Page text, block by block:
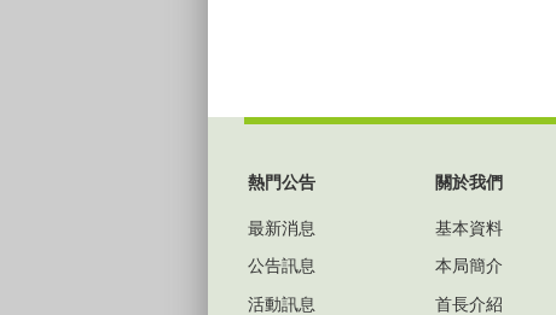
熱門公告
最新消息
公告訊息
活動訊息
關於我們
基本資料
本局簡介
首長介紹